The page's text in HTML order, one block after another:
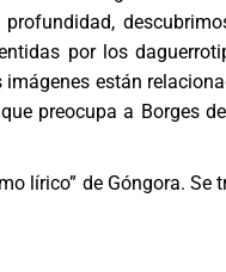
por los
imágenes están
preocupa a Borges
lírico” de Góngora. Se